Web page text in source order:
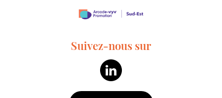
Suivez-nous sur